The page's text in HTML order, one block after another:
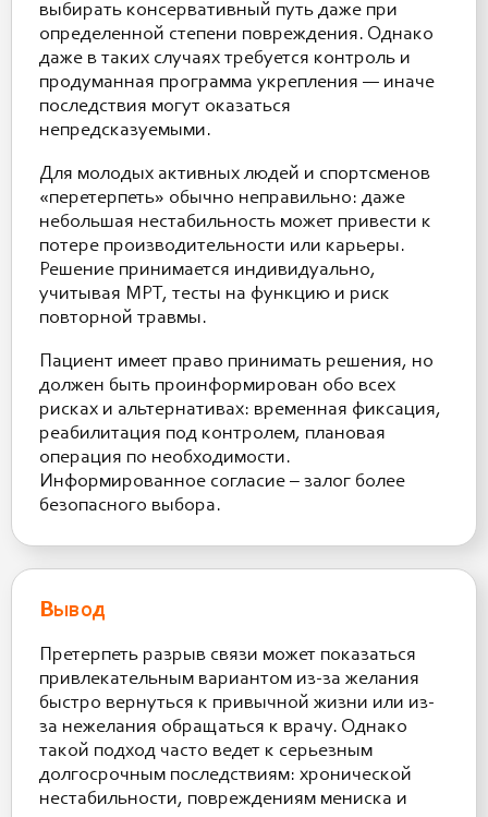
выбирать консервативный путь даже при
определенной степени повреждения. Однако
даже в таких случаях требуется контроль и
продуманная программа укрепления — иначе
последствия могут оказаться
непредсказуемыми.
Для молодых активных людей и спортсменов
«перетерпеть» обычно неправильно: даже
небольшая нестабильность может привести к
потере производительности или карьеры.
Решение принимается индивидуально,
учитывая МРТ, тесты на функцию и риск
повторной травмы.
Пациент имеет право принимать решения, но
должен быть проинформирован обо всех
рисках и альтернативах: временная фиксация,
реабилитация под контролем, плановая
операция по необходимости.
Информированное согласие – залог более
безопасного выбора.
Вывод
Претерпеть разрыв связи может показаться
привлекательным вариантом из-за желания
быстро вернуться к привычной жизни или из-
за нежелания обращаться к врачу. Однако
такой подход часто ведет к серьезным
долгосрочным последствиям: хронической
нестабильности, повреждениям мениска и